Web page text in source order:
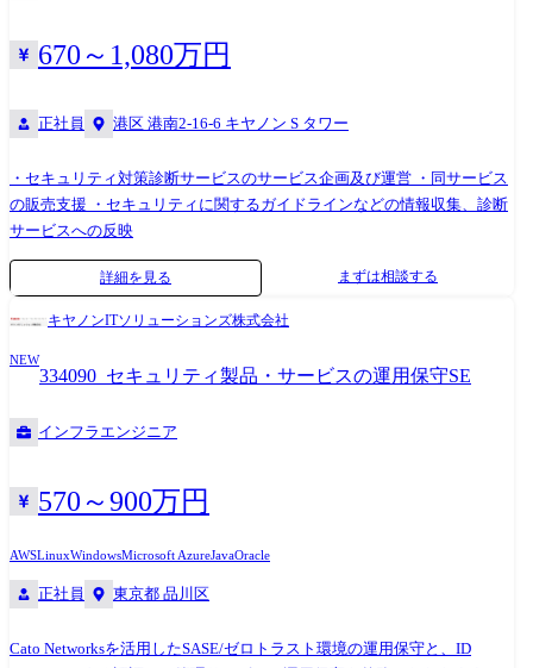
670～1,080万円
正社員 港区 港南2-16-6 キヤノン S タワー
・セキュリティ対策診断サービスのサービス企画及び運営 ・同サービス
の販売支援 ・セキュリティに関するガイドラインなどの情報収集、診断
サービスへの反映
詳細を見る まずは相談する
キヤノンITソリューションズ株式会社
NEW
334090_セキュリティ製品・サービスの運用保守SE
インフラエンジニア
570～900万円
AWSLinuxWindowsMicrosoft AzureJavaOracle
正社員 東京都 品川区
Cato Networksを活用したSASE/ゼロトラスト環境の運用保守と、ID